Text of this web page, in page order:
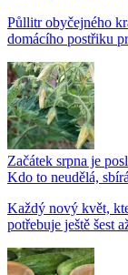
Půllitr obyčejného
domácího postřiku
Začátek srpna je
Kdo to neudělá,
Každý nový květ,
potřebuje ještě šest